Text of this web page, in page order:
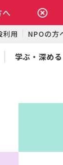
利用 NPOの方
学ぶ・深める